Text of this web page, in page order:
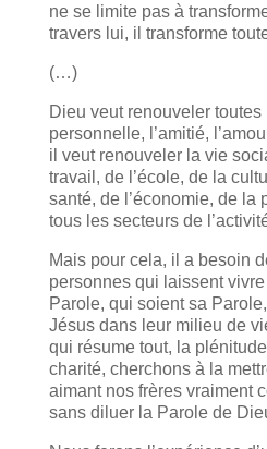
ne se limite pas à
travers lui, il transforme
(…)
Dieu veut renouveler
personnelle, l’amitié,
il veut renouveler la vie
travail, de l’école, de la
santé, de l’économie, de
tous les secteurs de
Mais pour cela, il a besoin
personnes qui laissent
Parole, qui soient sa
Jésus dans leur milieu de
qui résume tout, la
charité, cherchons à la
aimant nos frères vraiment
sans diluer la Parole de